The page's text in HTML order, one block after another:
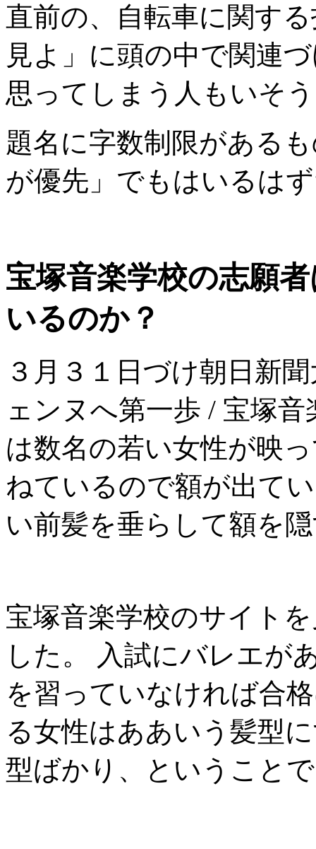
直前の、自転車に関す
見よ」に頭の中で関連
思ってしまう人もいそ
題名に字数制限がある
が優先」でもはいるは
宝塚音楽学校の志願
いるのか？
３月３１日づけ朝日新
ェンヌへ第一歩 / 宝塚
は数名の若い女性が映
ねているので額が出て
い前髪を垂らして額を
宝塚音楽学校のサイト
した。 入試にバレエが
を習っていなければ合
る女性はああいう髪型
型ばかり、ということ